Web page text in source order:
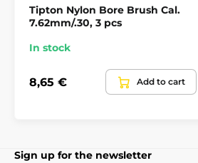
Tipton Nylon Bore Brush Cal.
7.62mm/.30, 3 pcs
In stock
8,65 € Add to cart
Sign up for the newsletter